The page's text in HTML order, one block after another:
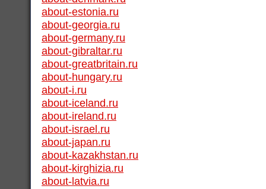
about-estonia.ru
about-georgia.ru
about-germany.ru
about-gibraltar.ru
about-greatbritain.ru
about-hungary.ru
about-i.ru
about-iceland.ru
about-ireland.ru
about-israel.ru
about-japan.ru
about-kazakhstan.ru
about-kirghizia.ru
about-latvia.ru